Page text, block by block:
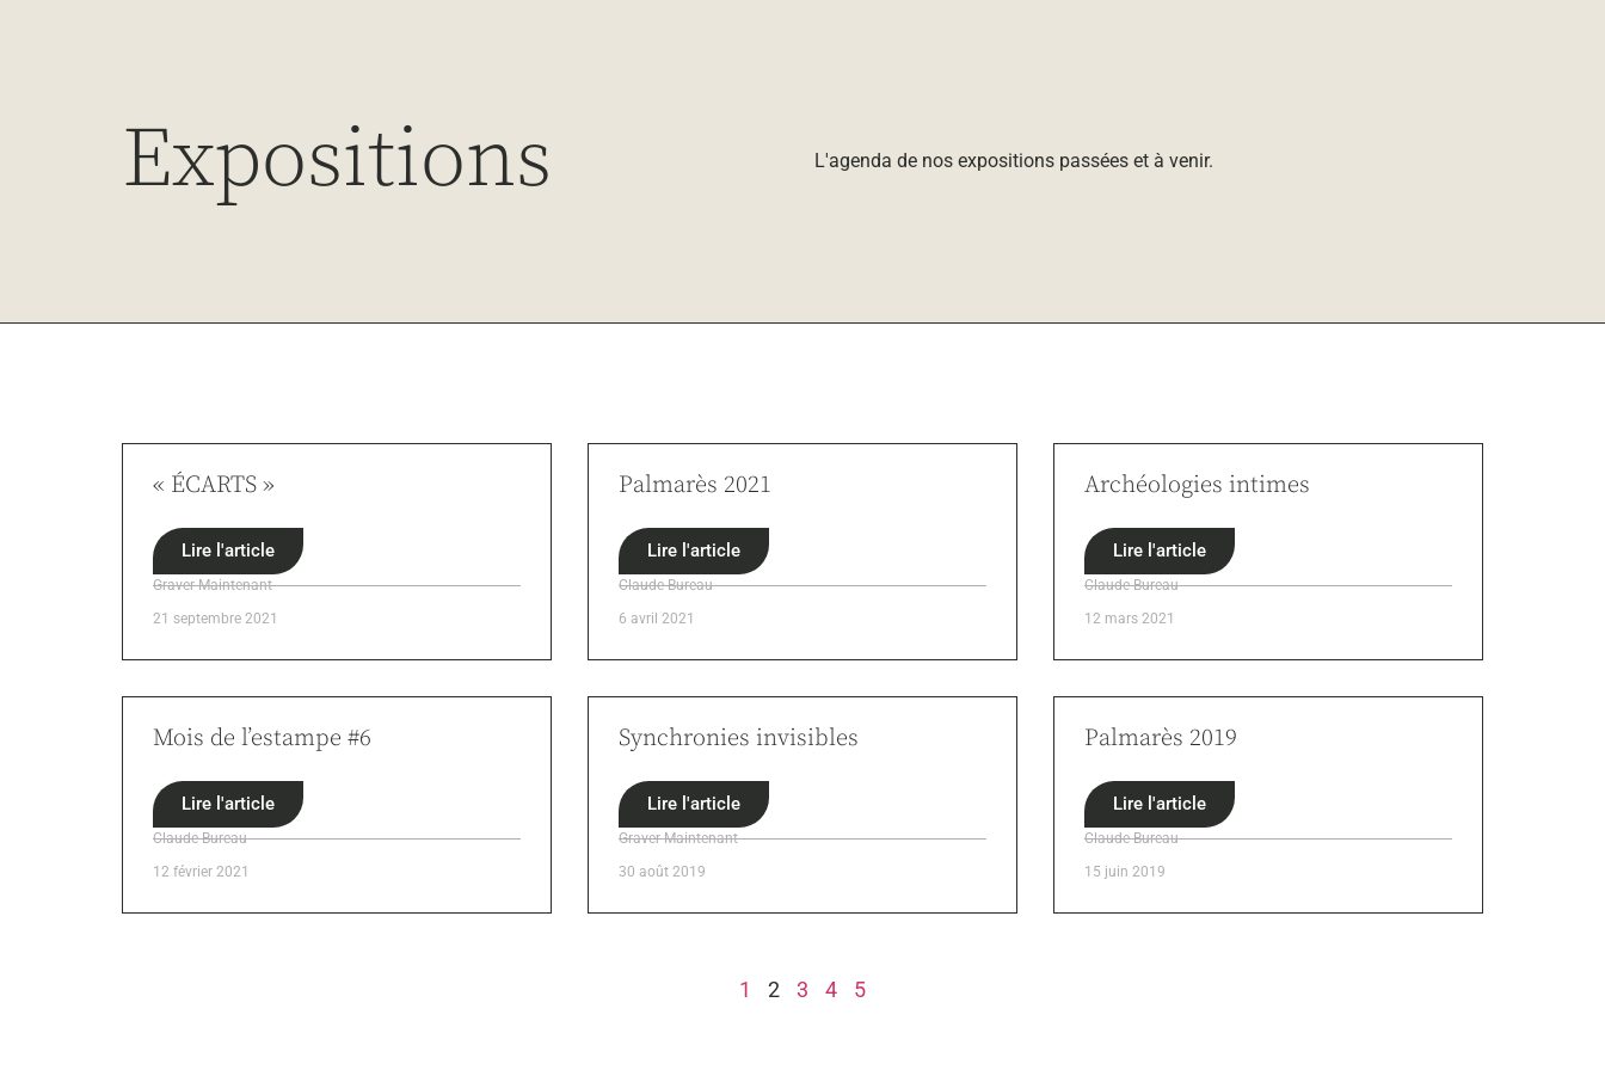
Expositions L'agenda de nos expositions passées et à venir.
« ÉCARTS »
Lire l'article
Graver Maintenant
21 septembre 2021
Palmarès 2021
Lire l'article
Claude Bureau
6 avril 2021
Archéologies intimes
Lire l'article
Claude Bureau
12 mars 2021
Mois de l’estampe #6
Lire l'article
Claude Bureau
12 février 2021
Synchronies invisibles
Lire l'article
Graver Maintenant
30 août 2019
Palmarès 2019
Lire l'article
Claude Bureau
15 juin 2019
1 2 3 4 5